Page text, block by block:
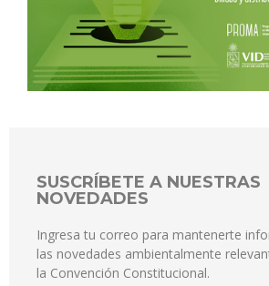
SUSCRÍBETE A NUESTRAS
NOVEDADES
Ingresa tu correo para mantenerte
las novedades ambientalmente
la Convención Constitucional.